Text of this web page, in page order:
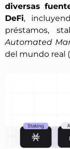
diversas
DeFi,
préstamos,
Automated
del mundo real